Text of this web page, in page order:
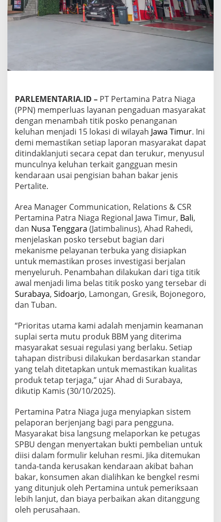
g
a
T
a
1
o
s
k
o
K
e
l
u
h
a
B
M
d
J
a
w
a
T
i
m
PARLEMENTARIA.ID – PT Pertamina Patra Niaga
(PPN) memperluas layanan pengaduan masyarakat
dengan menambah titik posko penanganan
keluhan menjadi 15 lokasi di wilayah Jawa Timur. Ini
demi memastikan setiap laporan masyarakat dapat
ditindaklanjuti secara cepat dan terukur, menyusul
munculnya keluhan terkait gangguan mesin
kendaraan usai pengisian bahan bakar jenis
Pertalite.
Area Manager Communication, Relations & CSR
Pertamina Patra Niaga Regional Jawa Timur, Bali,
dan Nusa Tenggara (Jatimbalinus), Ahad Rahedi,
menjelaskan posko tersebut bagian dari
mekanisme pelayanan terbuka yang disiapkan
untuk memastikan proses investigasi berjalan
menyeluruh. Penambahan dilakukan dari tiga titik
awal menjadi lima belas titik posko yang tersebar di
Surabaya, Sidoarjo, Lamongan, Gresik, Bojonegoro,
dan Tuban.
“Prioritas utama kami adalah menjamin keamanan
suplai serta mutu produk BBM yang diterima
masyarakat sesuai regulasi yang berlaku. Setiap
tahapan distribusi dilakukan berdasarkan standar
yang telah ditetapkan untuk memastikan kualitas
produk tetap terjaga,” ujar Ahad di Surabaya,
dikutip Kamis (30/10/2025).
Pertamina Patra Niaga juga menyiapkan sistem
pelaporan berjenjang bagi para pengguna.
Masyarakat bisa langsung melaporkan ke petugas
SPBU dengan menyertakan bukti pembelian untuk
diisi dalam formulir keluhan resmi. Jika ditemukan
tanda-tanda kerusakan kendaraan akibat bahan
bakar, konsumen akan dialihkan ke bengkel resmi
yang ditunjuk oleh Pertamina untuk pemeriksaan
lebih lanjut, dan biaya perbaikan akan ditanggung
oleh perusahaan.